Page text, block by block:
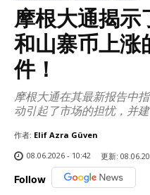
摩根大通揭示
和山寨币上涨
件！
摩根大通在其最新报告中
动引起了市场的担忧，并建
作者: Elif Azra Güven
08.06.2026 - 10:42
更新:
Follow